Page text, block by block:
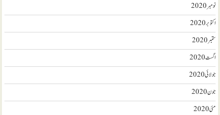
نومبر 2020
اکتوبر 2020
ستمبر 2020
اگست 2020
جولائی 2020
جون 2020
مئی 2020